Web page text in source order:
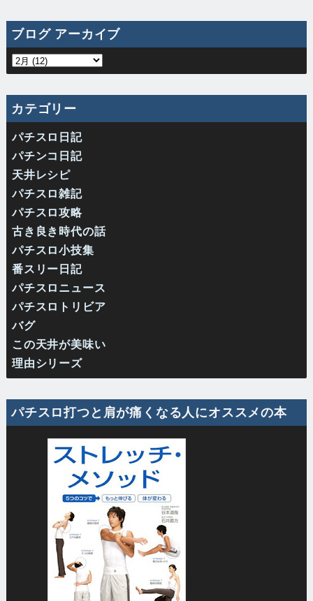
ブログ アーカイブ
カテゴリー
パチスロ日記
パチンコ日記
天井レシピ
パチスロ雑記
パチスロ攻略
古き良き時代の話
パチスロ小技集
番スリー日記
パチスロニュース
パチスロトリビア
バグ
この天井が美味い
理由シリーズ
パチスロ打つと肩が痛くなる人にオススメの本